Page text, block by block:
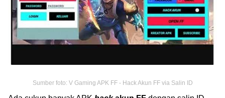
Sumber foto: V Gaming APK FF - Hack Akun FF via Salin ID